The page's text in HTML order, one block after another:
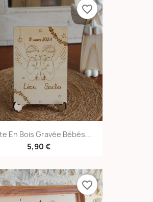
En Bois Gravée Bébés...
5,90 €
favorite_border
favorite_border